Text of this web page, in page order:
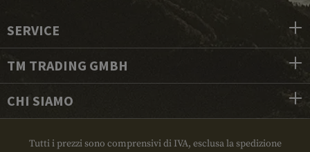
SERVICE
TM TRADING GMBH
CHI SIAMO
Tutti i prezzi sono comprensivi di IVA, esclusa la spedizione